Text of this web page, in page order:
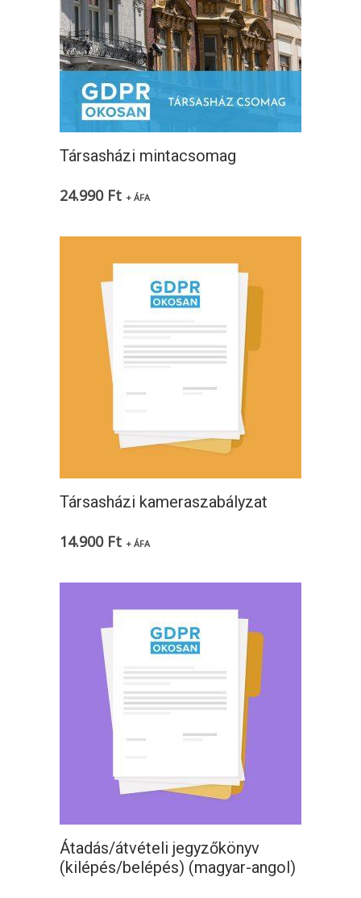
Társasházi mintacsomag
24.990 Ft + ÁFA
Társasházi kameraszabályzat
14.900 Ft + ÁFA
Átadás/átvételi jegyzőkönyv
(kilépés/belépés) (magyar-angol)